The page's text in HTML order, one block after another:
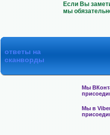
Если Вы
мы
ответы на
сканворды
Мы
Мы в